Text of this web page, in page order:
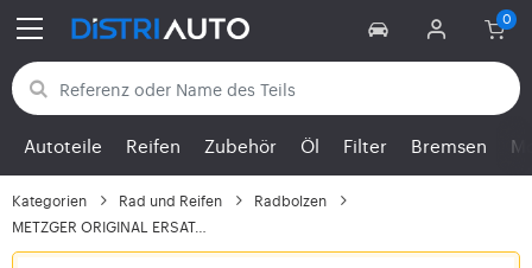
Zurück zu den Kategorien
Autoteile Reifen Zubehör Öl Filter Bremsen
Kategorien Rad und Reifen
Radbolzen
METZGER ORIGINAL ERSAT...